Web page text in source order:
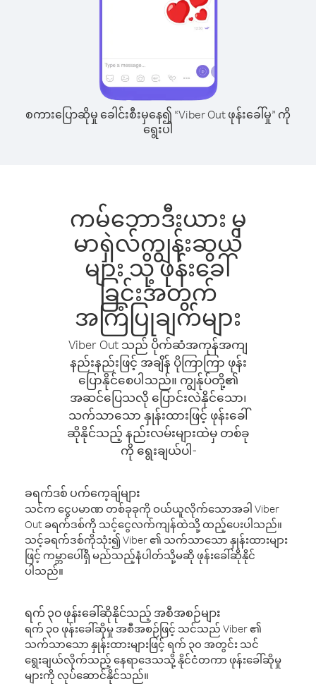
စကားပြောဆိုမှု ခေါင်းစီးမှနေ၍ “Viber Out ဖုန်းခေါ်မှု” ကို
ရွေးပါ
ကမ်ဘောဒီးယား မှ
မာရှဲလ်ကျွန်းဆွယ်
များ သို့ ဖုန်းခေါ်
ခြင်းအတွက်
အကြံပြုချက်များ
Viber Out သည် ပိုက်ဆံအကုန်အကျ
နည်းနည်းဖြင့် အချိန် ပိုကြာကြာ ဖုန်း
ပြောနိုင်စေပါသည်။ ကျွန်ုပ်တို့၏
အဆင်ပြေသလို ပြောင်းလဲနိုင်သော၊
သက်သာသော နှုန်းထားဖြင့် ဖုန်းခေါ်
ဆိုနိုင်သည့် နည်းလမ်းများထဲမှ တစ်ခု
ကို ရွေးချယ်ပါ-
ခရက်ဒစ် ပက်ကေ့ချ်များ
သင်က ငွေပမာဏ တစ်ခုခုကို ဝယ်ယူလိုက်သောအခါ Viber
Out ခရက်ဒစ်ကို သင့်ငွေလက်ကျန်ထဲသို့ ထည့်ပေးပါသည်။
သင့်ခရက်ဒစ်ကိုသုံး၍ Viber ၏ သက်သာသော နှုန်းထားများ
ဖြင့် ကမ္ဘာပေါ်ရှိ မည်သည့်နံပါတ်သို့မဆို ဖုန်းခေါ်ဆိုနိုင်
ပါသည်။
ရက် ၃၀ ဖုန်းခေါ်ဆိုနိုင်သည့် အစီအစဉ်များ
ရက် ၃၀ ဖုန်းခေါ်ဆိုမှု အစီအစဉ်ဖြင့် သင်သည် Viber ၏
သက်သာသော နှုန်းထားများဖြင့် ရက် ၃၀ အတွင်း သင်
ရွေးချယ်လိုက်သည့် နေရာဒေသသို့ နိုင်ငံတကာ ဖုန်းခေါ်ဆိုမှု
များကို လုပ်ဆောင်နိုင်သည်။